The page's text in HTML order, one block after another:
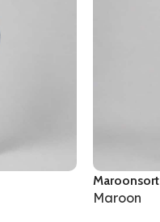
Maroonsort
Maroon